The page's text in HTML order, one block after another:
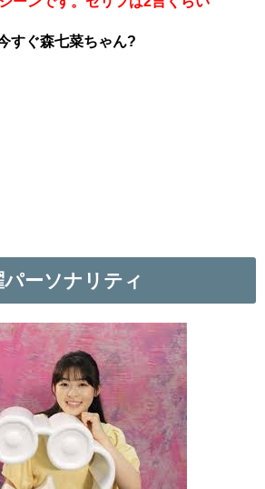
すぐ森七菜ちゃん?
ーソナリティ